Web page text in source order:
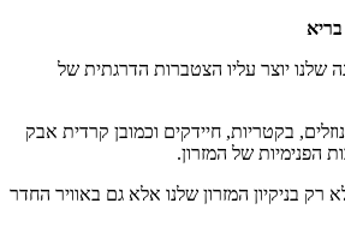
בריא
שלנו יוצר עליו הצטברות הדרגתית של
בקטריות, חיידקים וכמובן קרדית אבק
הפנימיות של המזרון.
בניקיון המזרון שלנו אלא גם באוויר החדר